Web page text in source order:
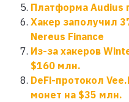
Платформа Audius
Хакер заполучил
Nereus Finance
Из-за хакеров
$160 млн.
DeFi-протокол
монет на $35 млн.